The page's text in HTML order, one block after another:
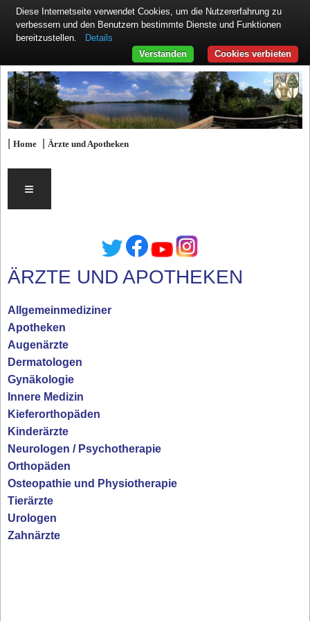
|Home |Ärzte und Apotheken
≡
ÄRZTE UND APOTHEKEN
Allgemeinmediziner
Apotheken
Augenärzte
Dermatologen
Gynäkologie
Innere Medizin
Kieferorthopäden
Kinderärzte
Neurologen / Psychotherapie
Orthopäden
Osteopathie und Physiotherapie
Tierärzte
Urologen
Zahnärzte
Diese Internetseite verwendet Cookies, um die Nutzererfahrung zu
verbessern und den Benutzern bestimmte Dienste und Funktionen
bereitzustellen.
Details
Cookies verbieten
Verstanden